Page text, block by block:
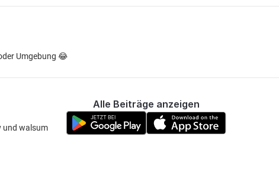
Umgebung 😂
und walsum
Alle Beiträge anzeigen